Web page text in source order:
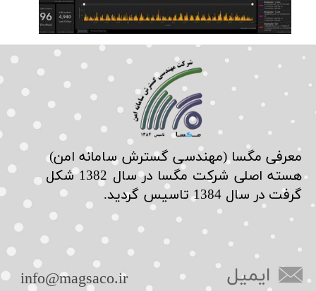
​معرفی مگسا (مهندسی گسترش سامانه امن)
هسته اصلی شرکت مگسا در سال 1382 شکل
گرفت در سال 1384 تاسیس گردید.
ایمیل ​info@magsaco.ir​​​​​​​